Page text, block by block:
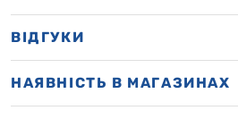
ВІДГУКИ
НАЯВНІСТЬ В МАГАЗИНАХ